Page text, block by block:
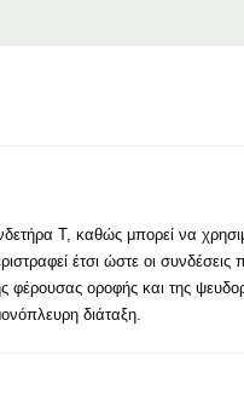
Τ, καθώς μπορεί να
έτσι ώστε οι συνδέσεις
φέρουσας οροφής και της
διάταξη.